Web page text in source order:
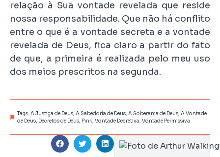
relação à Sua vontade revelada que reside
nossa responsabilidade. Que não há conflito
entre o que é a vontade secreta e a vontade
revelada de Deus, fica claro a partir do fato
de que, a primeira é realizada pelo meu uso
dos meios prescritos na segunda.
Tags: A Justiça de Deus, A Sabedoria de Deus, A Soberania de Deus, A Vontade
de Deus, Decretos de Deus, Pink, Vontade Decretiva, Vontade Permissiva